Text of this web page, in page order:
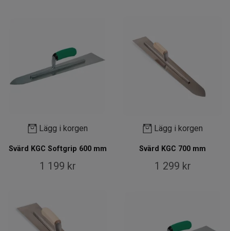
Lägg i korgen
Svärd KGC Softgrip 600 mm
1 199 kr
Lägg i korgen
Svärd KGC 700 mm
1 299 kr